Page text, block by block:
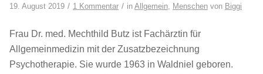
19. August 2019 / 1 Kommentar / in Allgemein Menschen von Biggi
Frau Dr. med. Mechthild Butz ist Fachärztin für
Allgemeinmedizin mit der Zusatzbezeichnung
Psychotherapie. Sie wurde 1963 in Waldniel geboren.